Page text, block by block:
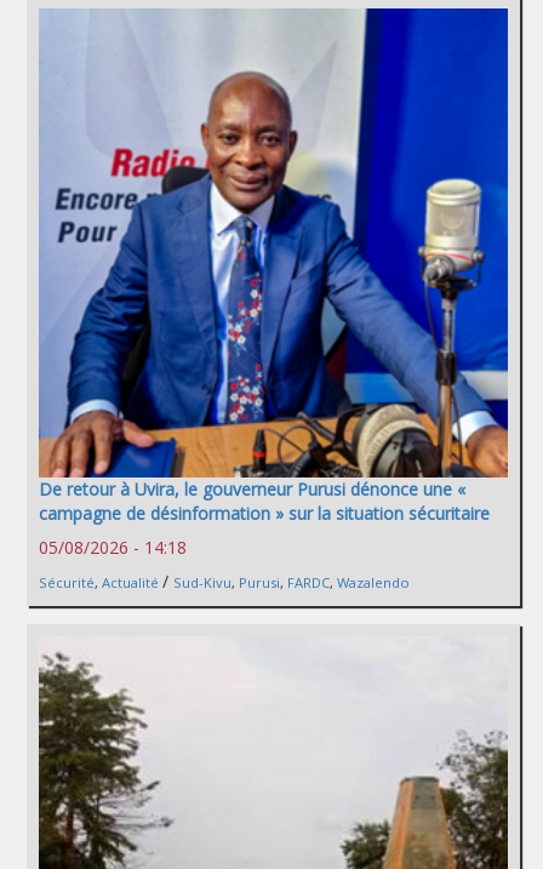
De retour à Uvira, le gouverneur Purusi dénonce une «
campagne de désinformation » sur la situation sécuritaire
05/08/2026 - 14:18
Sécurité, Actualité / Sud-Kivu, Purusi, FARDC, Wazalendo